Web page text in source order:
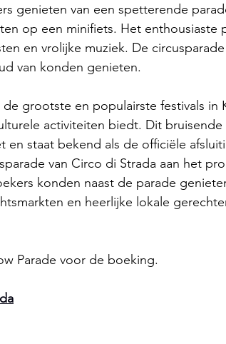
genieten van een spetterende
op een minifiets. Het enthousiaste
en vrolijke muziek. De
van konden genieten.
grootste en populairste festivals in
activiteiten biedt. Dit
staat bekend als de officiële
van Circo di Strada aan het
konden naast de parade
en heerlijke lokale
Parade voor de boeking.